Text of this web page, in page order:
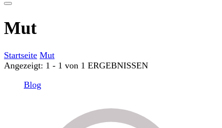
Mut
Startseite Mut
Angezeigt: 1 - 1 von 1 ERGEBNISSEN
Blog